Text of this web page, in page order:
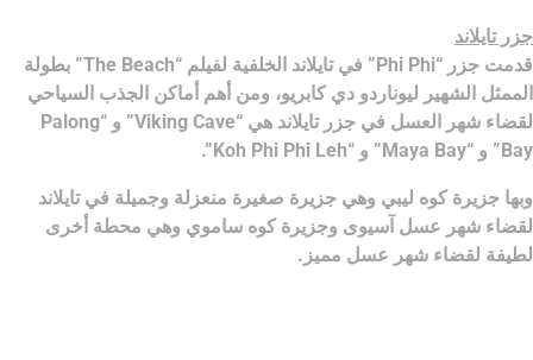
جزر تايلاند
قدمت جزر “Phi Phi” في تايلاند الخلفية لفيلم “The Beach” بطولة
الممثل الشهير ليوناردو دي كابريو، ومن أهم أماكن الجذب السياحي
لقضاء شهر العسل في جزر تايلاند هي “Viking Cave” و “Palong
Bay” و “Maya Bay” و “Koh Phi Phi Leh”.
وبها جزيرة كوه ليبي وهي جزيرة صغيرة منعزلة وجميلة في تايلاند
لقضاء شهر عسل آسيوى وجزيرة كوه ساموي وهي محطة أخرى
لطيفة لقضاء شهر عسل مميز.